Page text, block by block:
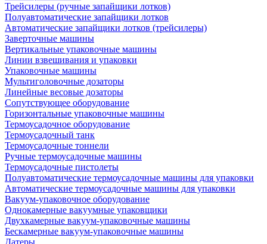
Трейсилеры (ручные запайщики лотков)
Полуавтоматические запайщики лотков
Автоматические запайщики лотков (трейсилеры)
Заверточные машины
Вертикальные упаковочные машины
Линии взвешивания и упаковки
Упаковочные машины
Мультиголовочные дозаторы
Линейные весовые дозаторы
Сопутствующее оборудование
Горизонтальные упаковочные машины
Термоусадочное оборудование
Термоусадочный танк
Термоусадочные тоннели
Ручные термоусадочные машины
Термоусадочные пистолеты
Полуавтоматические термоусадочные машины для упаковки
Автоматические термоусадочные машины для упаковки
Вакуум-упаковочное оборудование
Однокамерные вакуумные упаковщики
Двухкамерные вакуум-упаковочные машины
Бескамерные вакуум-упаковочные машины
Датеры